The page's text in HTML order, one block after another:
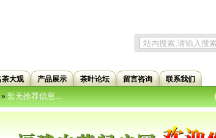
茶大观 产品展示 茶叶论坛 留言咨询 联系我们
推荐信息...